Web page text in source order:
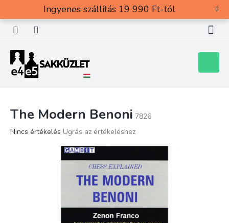
tartalomhoz
Ingyenes szállítás 19 990 Ft-tól
The Modern Benoni 7826
A
Nincs értékelés Ugrás az értékeléshez